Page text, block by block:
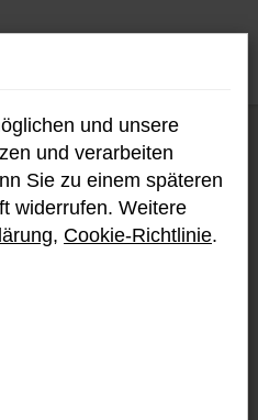
und unsere
und verarbeiten
Sie zu einem späteren
widerrufen. Weitere
, Cookie-Richtlinie.